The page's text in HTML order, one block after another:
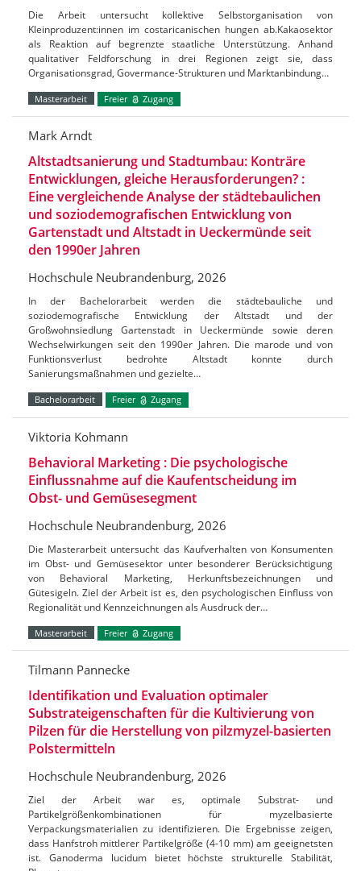
Die Arbeit untersucht kollektive Selbstorganisation von
Kleinproduzent:innen im costaricanischen hungen ab.Kakaosektor
als Reaktion auf begrenzte staatliche Unterstützung. Anhand
qualitativer Feldforschung in drei Regionen zeigt sie, dass
Organisationsgrad, Govermance-Strukturen und Marktanbindung…
Masterarbeit Freier Zugang
Mark Arndt
Altstadtsanierung und Stadtumbau: Konträre
Entwicklungen, gleiche Herausforderungen? :
Eine vergleichende Analyse der städtebaulichen
und soziodemografischen Entwicklung von
Gartenstadt und Altstadt in Ueckermünde seit
den 1990er Jahren
Hochschule Neubrandenburg, 2026
In der Bachelorarbeit werden die städtebauliche und
soziodemografische Entwicklung der Altstadt und der
Großwohnsiedlung Gartenstadt in Ueckermünde sowie deren
Wechselwirkungen seit den 1990er Jahren. Die marode und von
Funktionsverlust bedrohte Altstadt konnte durch
Sanierungsmaßnahmen und gezielte…
Bachelorarbeit Freier Zugang
Viktoria Kohmann
Behavioral Marketing : Die psychologische
Einflussnahme auf die Kaufentscheidung im
Obst- und Gemüsesegment
Hochschule Neubrandenburg, 2026
Die Masterarbeit untersucht das Kaufverhalten von Konsumenten
im Obst- und Gemüsesektor unter besonderer Berücksichtigung
von Behavioral Marketing, Herkunftsbezeichnungen und
Gütesigeln. Ziel der Arbeit ist es, den psychologischen Einfluss von
Regionalität und Kennzeichnungen als Ausdruck der…
Masterarbeit Freier Zugang
Tilmann Pannecke
Identifikation und Evaluation optimaler
Substrateigenschaften für die Kultivierung von
Pilzen für die Herstellung von pilzmyzel-basierten
Polstermitteln
Hochschule Neubrandenburg, 2026
Ziel der Arbeit war es, optimale Substrat- und
Partikelgrößenkombinationen für myzelbasierte
Verpackungsmaterialien zu identifizieren. Die Ergebnisse zeigen,
dass Hanfstroh mittlerer Partikelgröße (4-10 mm) am geeignetsten
ist. Ganoderma lucidum bietet höchste strukturelle Stabilität,